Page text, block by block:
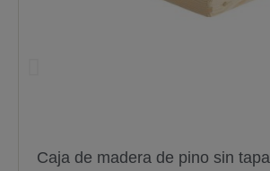
Caja de madera de pino sin